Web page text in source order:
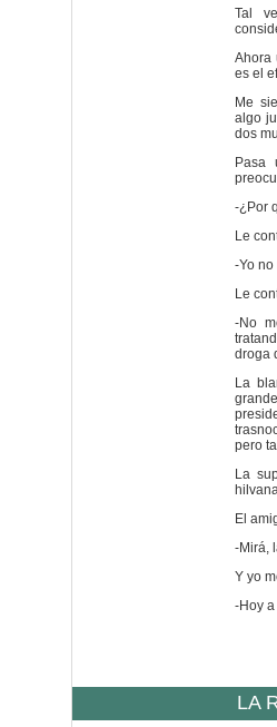
Tal
Ahora
es el
Me
algo
dos
Pasa
-¿Por
Le
-Yo
Le
-No
droga
La
pero
La
El
-Mirá,
Y yo
-Hoy
LA